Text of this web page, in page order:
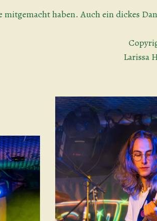
mitgemacht haben. Auch ein dickes
Larissa